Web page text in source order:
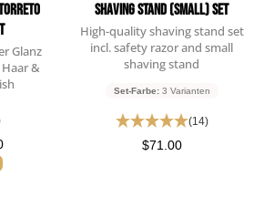
Glanz
&
Shaving Stand (Small) Set
High-quality shaving stand set
incl. safety razor and small
shaving stand
Set-Farbe: 3 Varianten
(14)
$71.00